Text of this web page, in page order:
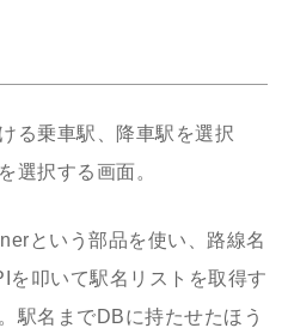
る乗車駅、降車駅を選択
選択する画面。
という部品を使い、路線名
を叩いて駅名リストを取得す
駅名までDBに持たせたほう